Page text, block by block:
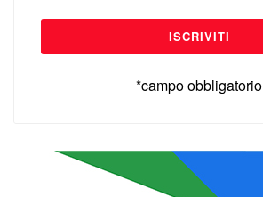
*campo obbligatorio